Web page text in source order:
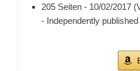
205 Seiten - 10/02/2017
- Independently